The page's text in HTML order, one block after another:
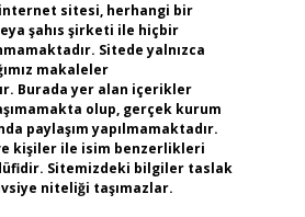
sitesi, herhangi bir
şahıs şirketi ile hiçbir
Sitede yalnızca
makaleler
Burada yer alan içerikler
olup, gerçek kurum
paylaşım yapılmamaktadır.
kişiler ile isim benzerlikleri
Sitemizdeki bilgiler taslak
niteliği taşımazlar.